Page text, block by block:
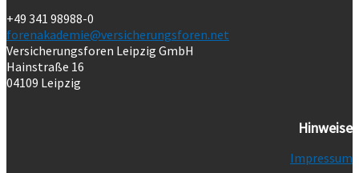
+49 341 98988-0
forenakademie@versicherungsforen.net
Versicherungsforen Leipzig GmbH
Hainstraße 16
04109 Leipzig
Hinweise
Impressum